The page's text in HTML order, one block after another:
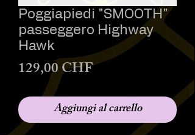
Poggiapiedi "SMOOTH"
passeggero Highway
Hawk
129,00 CHFPrezzo
Aggiungi al carrello